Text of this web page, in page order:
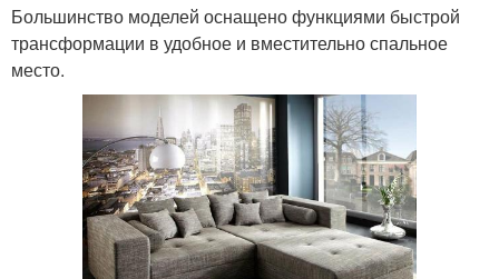
Большинство моделей оснащено функциями быстрой
трансформации в удобное и вместительно спальное
место.